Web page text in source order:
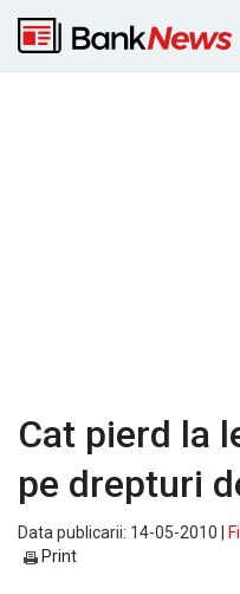
Cat pierd la
pe drepturi
Data publicarii: 14-05-2010 |
Print